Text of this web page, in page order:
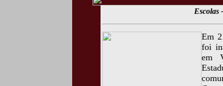
Escolas
Em
foi
em